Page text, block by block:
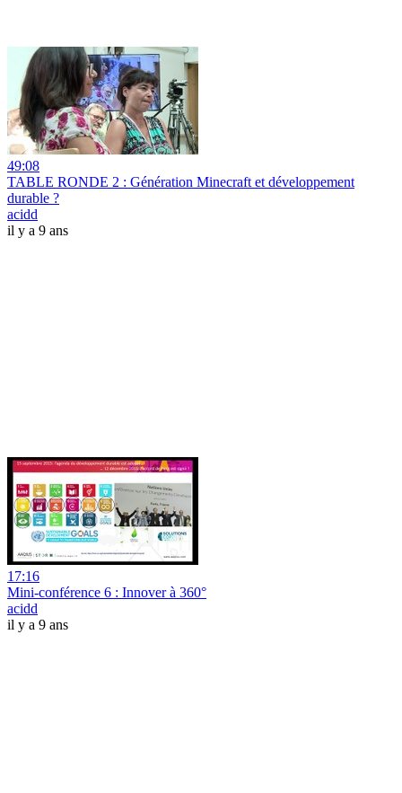
49:08
TABLE RONDE 2 : Génération Minecraft et développement
durable ?
acidd
il y a 9 ans
17:16
Mini-conférence 6 : Innover à 360°
acidd
il y a 9 ans